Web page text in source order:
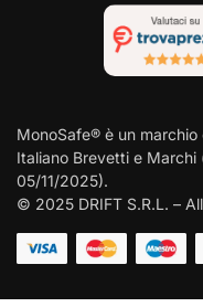
MonoSafe® è un marchio
Italiano Brevetti e
05/11/2025).
© 2025 DRIFT S.R.L. –